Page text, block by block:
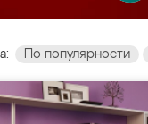
По популярности